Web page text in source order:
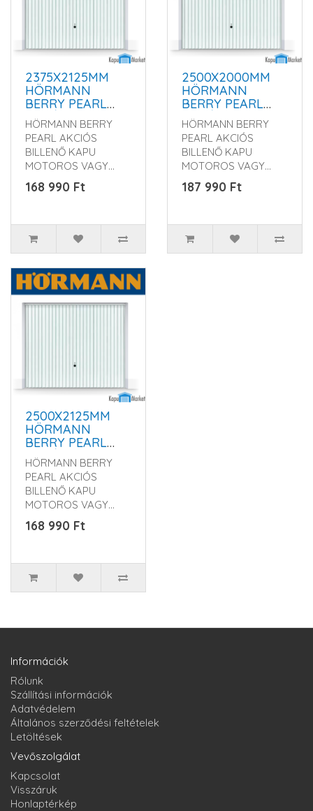
2375X2125MM
HÖRMANN
BERRY PEARL
GARÁZSKAPU -
KÉZI VAGY
MOTOROS
MŰKÖDTETÉSSEL
HÖRMANN BERRY
PEARL AKCIÓS
BILLENŐ KAPU
MOTOROS VAGY
KÉZI
KIVITELBEN Rendelés
168 990 Ft
2500X2000MM
HÖRMANN
BERRY PEARL
GARÁZSKAPU -
KÉZI VAGY
MOTOROS
MŰKÖDTETÉSSEL
HÖRMANN BERRY
PEARL AKCIÓS
BILLENŐ KAPU
MOTOROS VAGY
KÉZI
KIVITELBEN Rendelés
187 990 Ft
2500X2125MM
HÖRMANN
BERRY PEARL
GARÁZSKAPU -
KÉZI VAGY
MOTOROS
MŰKÖDTETÉSSEL
HÖRMANN BERRY
PEARL AKCIÓS
BILLENŐ KAPU
MOTOROS VAGY
KÉZI
KIVITELBEN Rendelés
168 990 Ft
Információk
Rólunk
Szállítási információk
Adatvédelem
Általános szerződési feltételek
Letöltések
Vevőszolgálat
Kapcsolat
Visszáruk
Honlaptérkép